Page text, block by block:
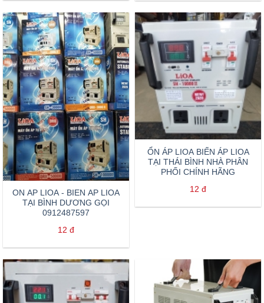
ON AP LIOA - BIEN AP LIOA
TẠI BÌNH DƯƠNG GỌI
0912487597
12 đ
ỔN ÁP LIOA BIẾN ÁP LIOA
TẠI THÁI BÌNH NHÀ PHÂN
PHỐI CHÍNH HÃNG
12 đ